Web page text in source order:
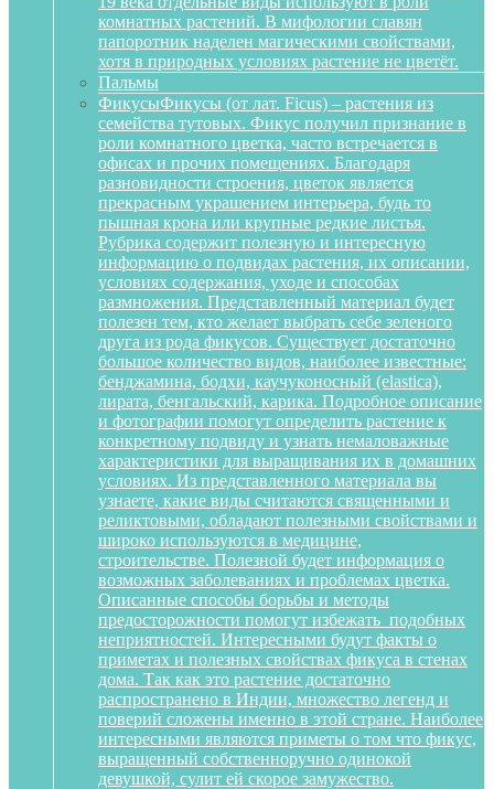
комнатных растений. В мифологии славян
папоротник наделен магическими свойствами,
хотя в природных условиях растение не цветёт.
Пальмы
ФикусыФикусы (от лат. Ficus) – растения из
семейства тутовых. Фикус получил признание в
роли комнатного цветка, часто встречается в
офисах и прочих помещениях. Благодаря
разновидности строения, цветок является
прекрасным украшением интерьера, будь то
пышная крона или крупные редкие листья.
Рубрика содержит полезную и интересную
информацию о подвидах растения, их описании,
условиях содержания, уходе и способах
размножения. Представленный материал будет
полезен тем, кто желает выбрать себе зеленого
друга из рода фикусов. Существует достаточно
большое количество видов, наиболее известные:
бенджамина, бодхи, каучуконосный (elastica),
лирата, бенгальский, карика. Подробное описание
и фотографии помогут определить растение к
конкретному подвиду и узнать немаловажные
характеристики для выращивания их в домашних
условиях. Из представленного материала вы
узнаете, какие виды считаются священными и
реликтовыми, обладают полезными свойствами и
широко используются в медицине,
строительстве. Полезной будет информация о
возможных заболеваниях и проблемах цветка.
Описанные способы борьбы и методы
предосторожности помогут избежать подобных
неприятностей. Интересными будут факты о
приметах и полезных свойствах фикуса в стенах
дома. Так как это растение достаточно
распространено в Индии, множество легенд и
поверий сложены именно в этой стране. Наиболее
интересными являются приметы о том что фикус,
выращенный собственноручно одинокой
девушкой, сулит ей скорое замужество.